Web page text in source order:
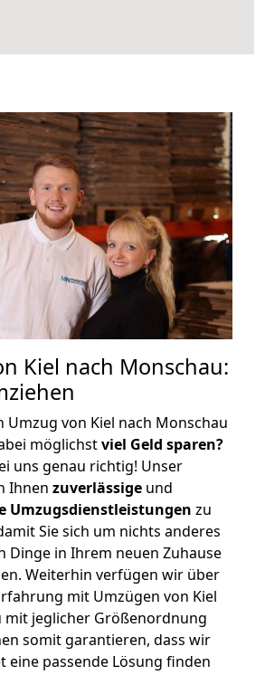
Kiel nach Monschau:
Umzug von Kiel nach Monschau
möglichstviel Geld sparen?
uns genau richtig! Unser
Ihnen zuverlässige und
Umzugsdienstleistungen zu
Sie sich um nichts anderes
Dinge in Ihrem neuen Zuhause
Weiterhin verfügen wir über
mit Umzügen von Kiel
mit jeglicher Größenordnung
somit garantieren, dass wir
eine passende Lösung finden